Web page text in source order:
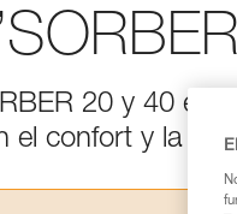
20 y 40
el confort y la